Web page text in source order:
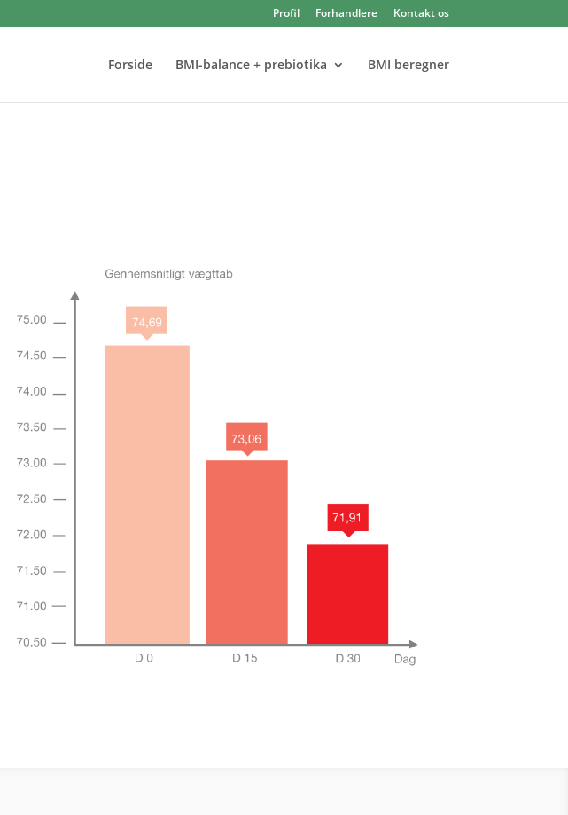
Profil Forhandlere Kontakt os
Forside BMI-balance + prebiotika BMI beregner